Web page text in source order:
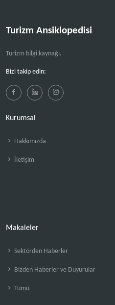
Turizm Ansiklopedisi
Turizm bilgi kaynağı.
Bizi takip edin:
Kurumsal
Hakkımızda
İletişim
Makaleler
Sektörden Haberler
Bizden Haberler ve Duyurular
Tümü